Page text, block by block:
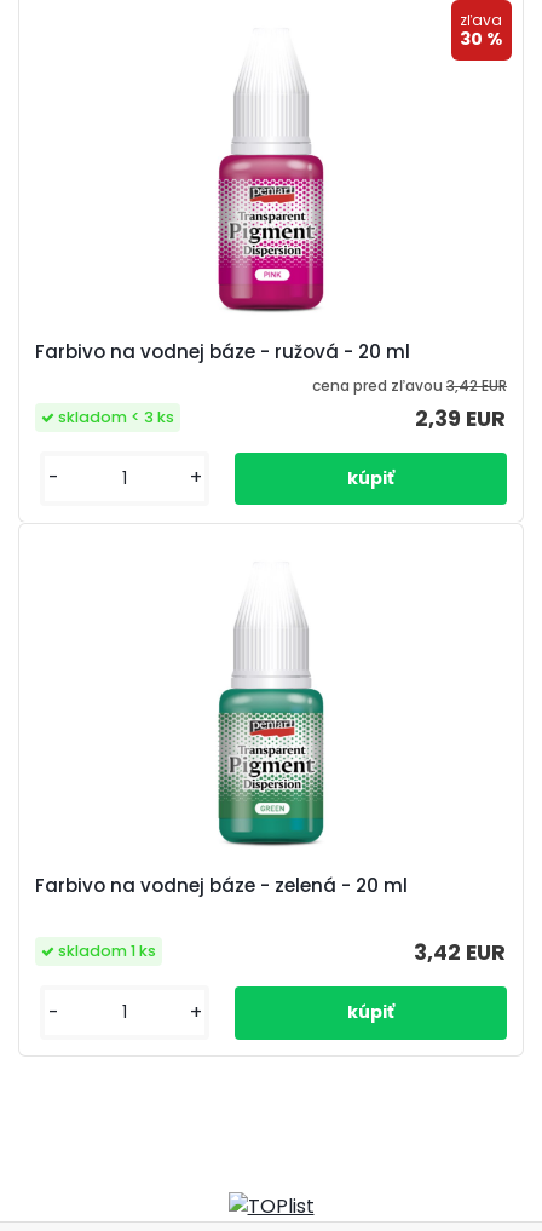
Farbivo na vodnej báze - ružová - 20 ml
cena pred zľavou 3,42 EUR
2,39 EUR
skladom < 3 ks
- +
zľava
30 %
Farbivo na vodnej báze - zelená - 20 ml
3,42 EUR
skladom 1 ks
- +